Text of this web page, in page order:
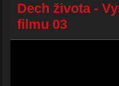
Dech života -
filmu 03